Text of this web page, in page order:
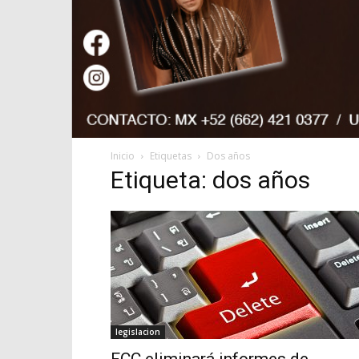
Inicio Etiquetas Dos años
Etiqueta: dos años
legislacion